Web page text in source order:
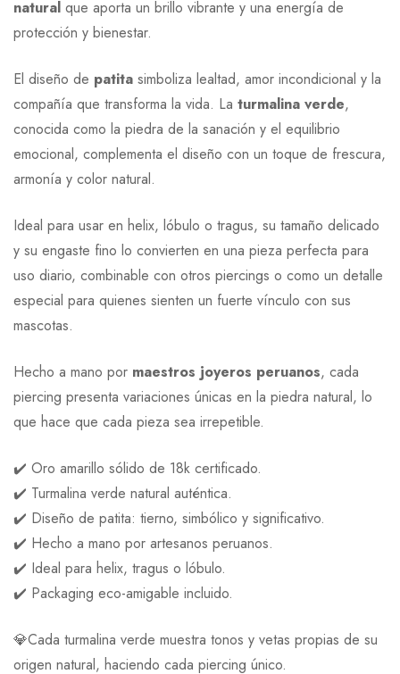
natural que aporta un brillo vibrante y una energía de
protección y bienestar.
El diseño de patita simboliza lealtad, amor incondicional y la
compañía que transforma la vida. La turmalina verde,
conocida como la piedra de la sanación y el equilibrio
emocional, complementa el diseño con un toque de frescura,
armonía y color natural.
Ideal para usar en helix, lóbulo o tragus, su tamaño delicado
y su engaste fino lo convierten en una pieza perfecta para
uso diario, combinable con otros piercings o como un detalle
especial para quienes sienten un fuerte vínculo con sus
mascotas.
Hecho a mano por maestros joyeros peruanos, cada
piercing presenta variaciones únicas en la piedra natural, lo
que hace que cada pieza sea irrepetible.
✔️ Oro amarillo sólido de 18k certificado.
✔️ Turmalina verde natural auténtica.
✔️ Diseño de patita: tierno, simbólico y significativo.
✔️ Hecho a mano por artesanos peruanos.
✔️ Ideal para helix, tragus o lóbulo.
✔️ Packaging eco-amigable incluido.
💎Cada turmalina verde muestra tonos y vetas propias de su
origen natural, haciendo cada piercing único.